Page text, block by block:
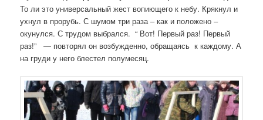
п
о
з
а
п
и
с
я
м
То ли это универсальный жест вопиющего к небу. Крякнул и
ухнул в прорубь. С шумом три раза – как и положено –
окунулся. С трудом выбрался. “ Вот! Первый раз! Первый
раз!” — повторял он возбужденно, обращаясь к каждому. А
на груди у него блестел полумесяц.